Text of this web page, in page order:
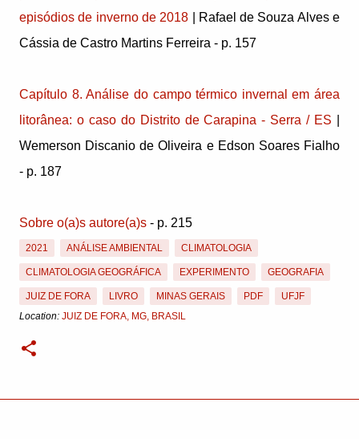
episódios de inverno de 2018 | Rafael de Souza Alves e
Cássia de Castro Martins Ferreira - p. 157
Capítulo 8. Análise do campo térmico invernal em área
litorânea: o caso do Distrito de Carapina - Serra / ES
Wemerson Discanio de Oliveira e Edson Soares Fialho
- p. 187
Sobre o(a)s autore(a)s - p. 215
2021 ANÁLISE AMBIENTAL CLIMATOLOGIA
CLIMATOLOGIA GEOGRÁFICA EXPERIMENTO GEOGRAFIA
JUIZ DE FORA LIVRO MINAS GERAIS PDF
UFJF
Location: JUIZ DE FORA, MG, BRASIL